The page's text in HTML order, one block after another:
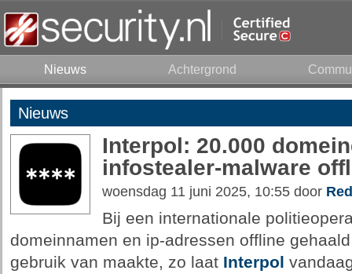
Nieuws Achtergrond
Nieuws
Interpol: 20.000
infostealer-malware
woensdag 11 juni 2025, 10:55 door
Bij een internationale
domeinnamen en ip-adressen offline
gebruik van maakte, zo laat Interpol